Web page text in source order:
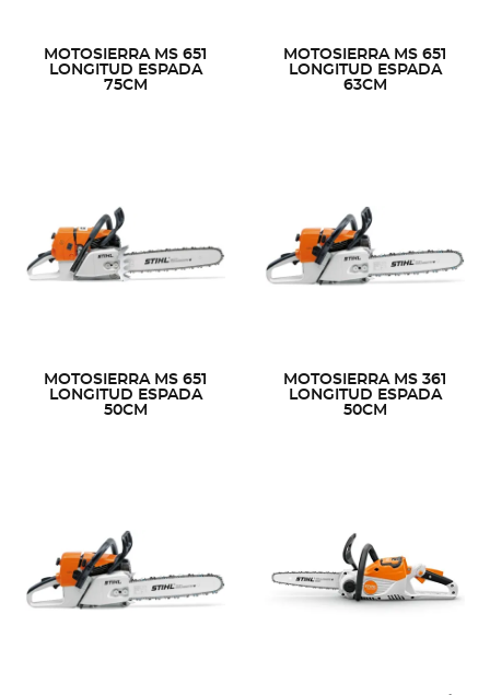
MOTOSIERRA MS 651
LONGITUD ESPADA
75CM
MOTOSIERRA MS 651
LONGITUD ESPADA
63CM
MOTOSIERRA MS 651
LONGITUD ESPADA
50CM
MOTOSIERRA MS 361
LONGITUD ESPADA
50CM